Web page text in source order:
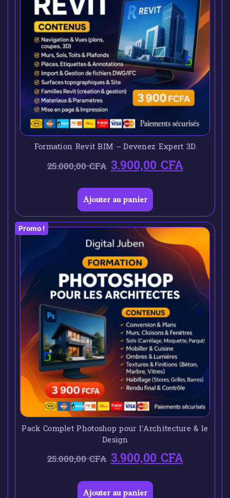
Formation Revit BIM – Devenez Expert 3D
25.000,00CFA 3.900,00CFA
Ajouter au panier
Promo !
Pack Complet Photoshop pour l’Architecture & le
Design
25.000,00CFA 3.900,00CFA
Ajouter au panier